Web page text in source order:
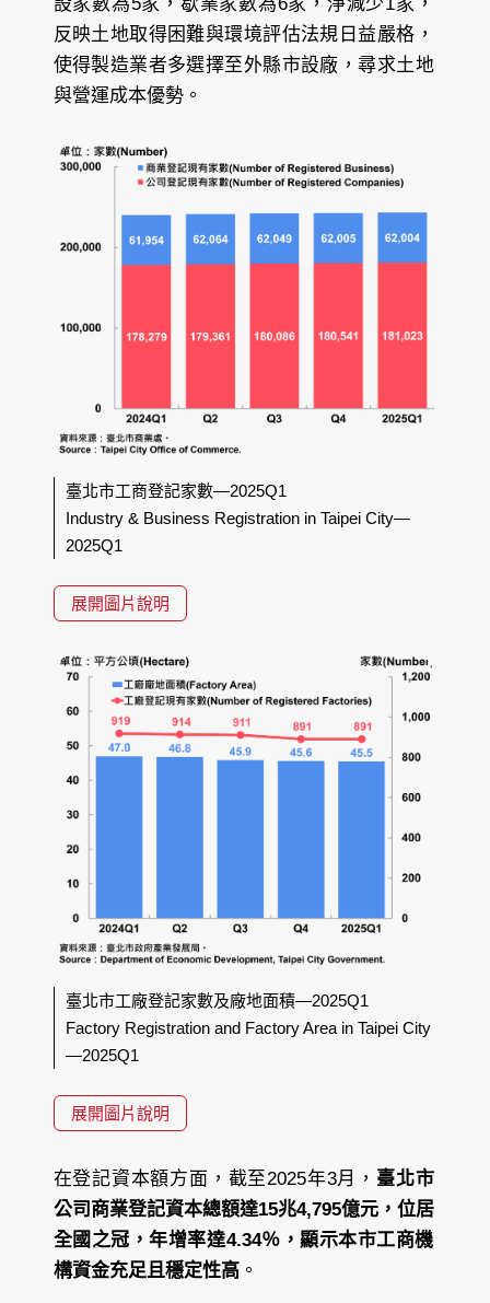
反映土地取得困難與環境評估法規日益嚴格，
使得製造業者多選擇至外縣市設廠，尋求土地
與營運成本優勢。
臺北市工商登記家數—2025Q1
Industry & Business Registration in Taipei City—
2025Q1
展開圖片說明
臺北市工廠登記家數及廠地面積—2025Q1
Factory Registration and Factory Area in Taipei City
—2025Q1
展開圖片說明
在登記資本額方面，截至2025年3月， 臺北市
公司商業登記資本總額達15兆4,795億元，位居
全國之冠，年增率達4.34％，顯示本市工商機
構資金充足且穩定性高。